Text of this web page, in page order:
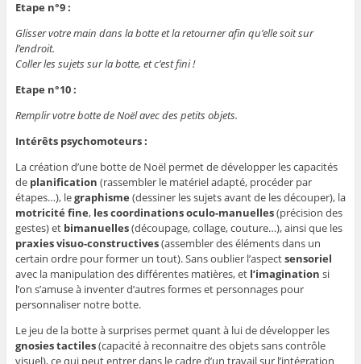
Etape n°9 :
Glisser votre main dans la botte et la retourner afin qu’elle soit sur
l’endroit.
Coller les sujets sur la botte, et c’est fini !
Etape n°10 :
Remplir votre botte de Noël avec des petits objets.
Intérêts psychomoteurs :
La création d’une botte de Noël permet de développer les capacités
de planification (rassembler le matériel adapté, procéder par
étapes…), legraphisme (dessiner les sujets avant de les découper), la
motricité fine, les coordinations oculo-manuelles(précision des
gestes) et bimanuelles(découpage, collage, couture…), ainsi que les
praxiesvisuo-constructives(assembler des éléments dans un
certain ordre pour former un tout). Sans oublier l’aspectsensoriel
avec la manipulation des différentes matières, et l’imagination si
l’on s’amuse à inventer d’autres formes et personnages pour
personnaliser notre botte.
Le jeu de la botte à surprises permet quant à lui de développer les
gnosies tactiles(capacité à reconnaitre des objets sans contrôle
visuel), ce qui peut entrer dans le cadre d’un travail sur l’intégration